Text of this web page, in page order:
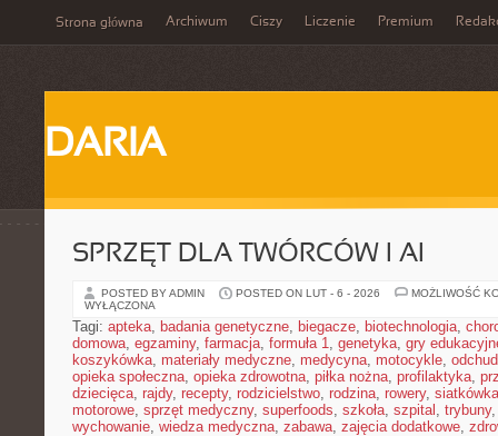
Strona główna Archiwum Ciszy Liczenie Premium
DARIA
SPRZĘT DLA TWÓRCÓW I AI
POSTED BY ADMIN POSTED ON LUT - 6 - 2026
MOŻLIWOŚĆ
WYŁĄCZONA
Tagi: apteka, badania genetyczne, biegacze, biotechnologia,
domowa, egzaminy, farmacja, formuła 1, genetyka, gry
koszykówka, materiały medyczne, medycyna, motocykle,
opieka społeczna, opieka zdrowotna, piłka nożna, profilaktyka,
dziecięca, rajdy, recepty, rodzicielstwo, rodzina, rowery, siatkówka
motorowe, sprzęt medyczny, superfoods, szkoła, szpital , trybuny
wychowanie, wiedza medyczna, zabawa, zajęcia dodatkowe,